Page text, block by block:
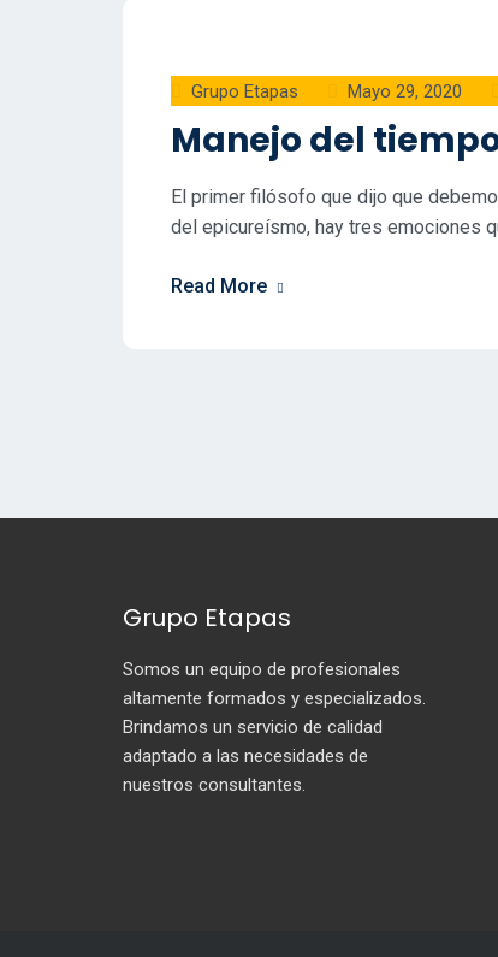
Grupo Etapas Mayo 29, 2020
Manejo del
El primer filósofo que dijo que
del epicureísmo, hay tres emociones
Read More
Grupo Etapas
Somos un equipo de profesionales
altamente formados y especializados.
Brindamos un servicio de calidad
adaptado a las necesidades de
nuestros consultantes.